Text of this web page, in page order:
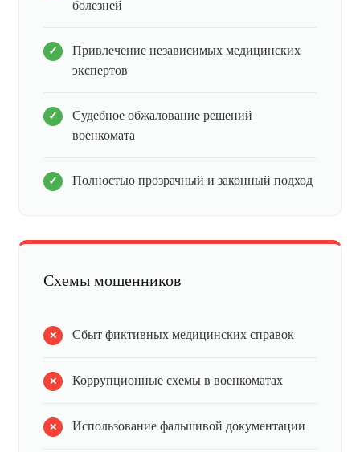
болезней
Привлечение независимых медицинских
экспертов
Судебное обжалование решений
военкомата
Полностью прозрачный и законный подход
Схемы мошенников
Сбыт фиктивных медицинских справок
Коррупционные схемы в военкоматах
Использование фальшивой документации